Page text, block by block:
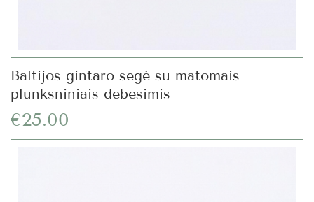
Baltijos gintaro segė su matomais
plunksniniais debesimis
€25.00